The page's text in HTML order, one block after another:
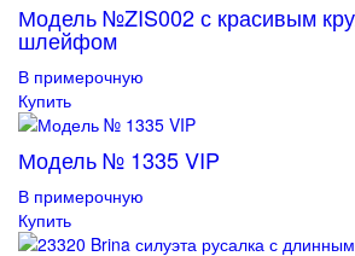
Модель №ZIS002 с красивым
шлейфом
В примерочную
Купить
Модель № 1335 VIP
В примерочную
Купить